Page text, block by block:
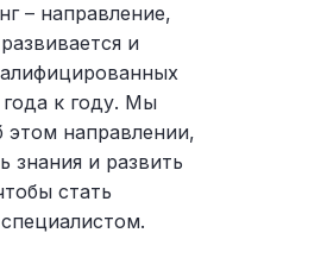
– направление,
и
года к году. Мы
этом направлении,
знания и развить
стать